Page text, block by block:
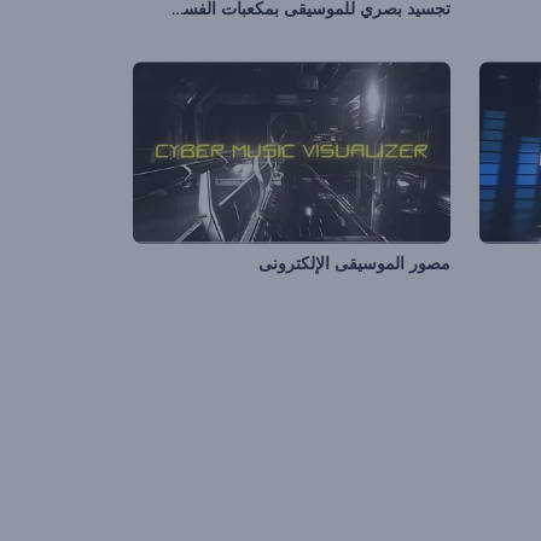
تجسيد بصري للموسيقى بمكعبات الفسيفساء
مصور الموسيقى الإلكترونى